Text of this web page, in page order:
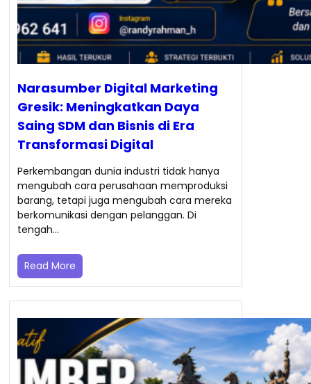
Narasumber Digital Marketing
Gresik: Meningkatkan Daya
Saing SDM dan Bisnis di Era
Transformasi Digital
Perkembangan dunia industri tidak hanya
mengubah cara perusahaan memproduksi
barang, tetapi juga mengubah cara mereka
berkomunikasi dengan pelanggan. Di
tengah…
Read More